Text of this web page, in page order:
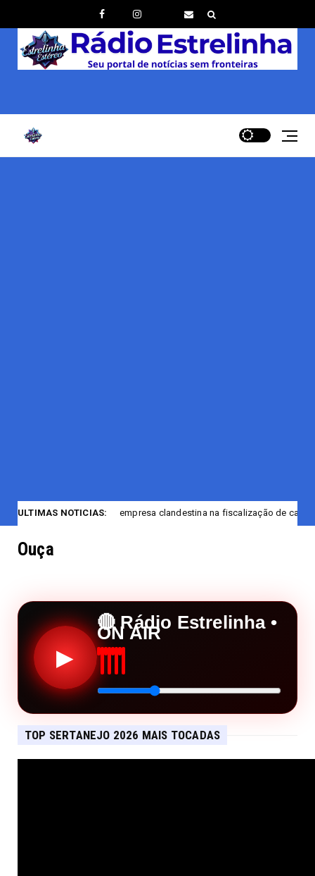
ULTIMAS NOTICIAS:
encerra empresa clandestina na fiscalização de casas noturnas de
Ouça
▶
🔴 Rádio Estrelinha •
ON AIR
TOP SERTANEJO 2026 MAIS TOCADAS